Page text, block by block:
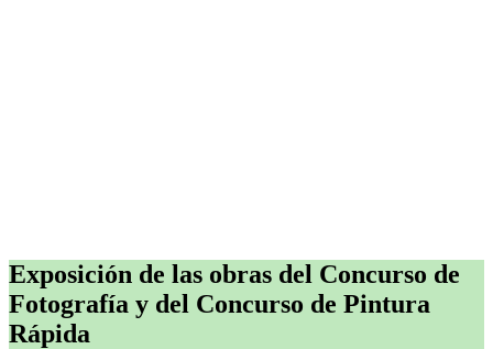
Exposición de las obras del Concurso de
Fotografía y del Concurso de Pintura
Rápida